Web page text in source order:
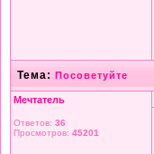
Тема: Посоветуйте
Мечтатель
Ответов: 36
Просмотров: 45201